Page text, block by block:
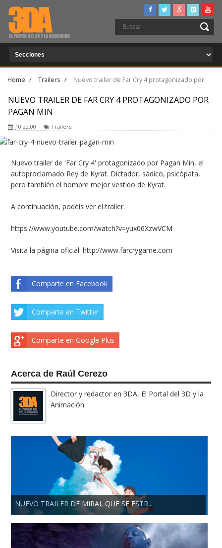
Home / Trailers /
Nuevo trailer de Far Cry 4 protagonizado por
NUEVO TRAILER DE FAR CRY 4 PROTAGONIZADO POR
PAGAN MIN
10:22:00 Trailers
Nuevo trailer de 'Far Cry 4' protagonizado por Pagan Min, el
autoproclamado Rey de Kyrat. Dictador, sádico, psicópata,
pero también el hombre mejor vestido de Kyrat.
A continuación, podéis ver el trailer.
https://www.youtube.com/watch?v=yux06XzwVCM
Visita la página oficial:http://www.farcrygame.com
Comparte en Facebook
Comparte en Twitter
Comparte en Google Plus
Acerca de Raúl Cerezo
Director y redactor en 3DA, El Portal del 3D y la
Animación.
NUEVO TRAILER DE MIRAI, QUE SE ESTR...